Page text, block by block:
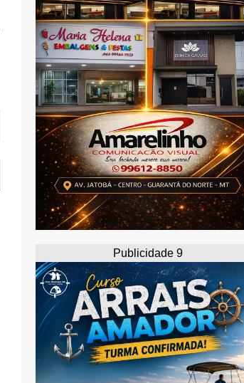
Publicidade 9